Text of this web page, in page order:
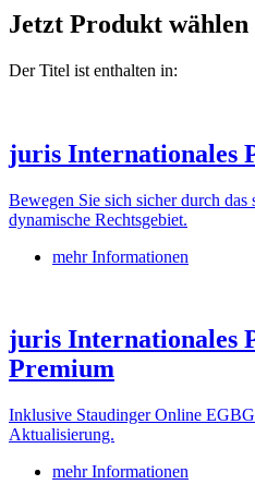
Jetzt Produkt wählen
Der Titel ist enthalten in:
juris Internationales
Bewegen Sie sich sicher durch
dynamische Rechtsgebiet.
mehr Informationen
juris Internationales
Premium
Inklusive Staudinger Online
Aktualisierung.
mehr Informationen